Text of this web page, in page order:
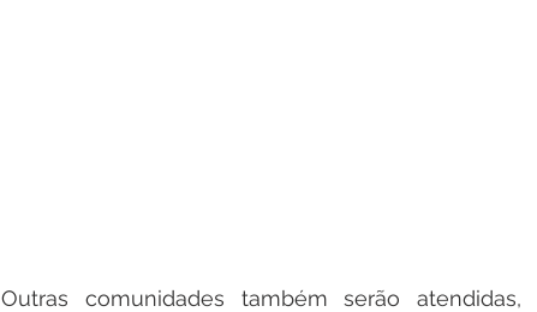
Outras comunidades também serão